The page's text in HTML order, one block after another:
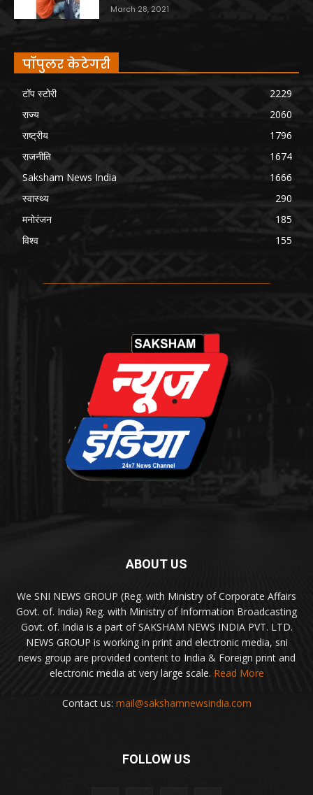
March 28, 2021
पॉपुलर केटेगरी
टॉप स्टोरी
2229
राज्य
2060
राष्ट्रीय
1796
राजनीति
1674
Saksham News India
1666
स्वास्थ्य
290
मनोरंजन
185
विश्व
155
ABOUT US
We SNI NEWS GROUP (Reg. with Ministry of Corporate Affairs
Govt. of. India) Reg. with Ministry of Information Broadcasting
Govt. of. India is a part of SAKSHAM NEWS INDIA PVT. LTD.
NEWS GROUP is working in print and electronic media, sni
news group are provided content to India & Foreign print and
electronic media at very large scale. Read More
Contact us: mail@sakshamnewsindia.com
FOLLOW US